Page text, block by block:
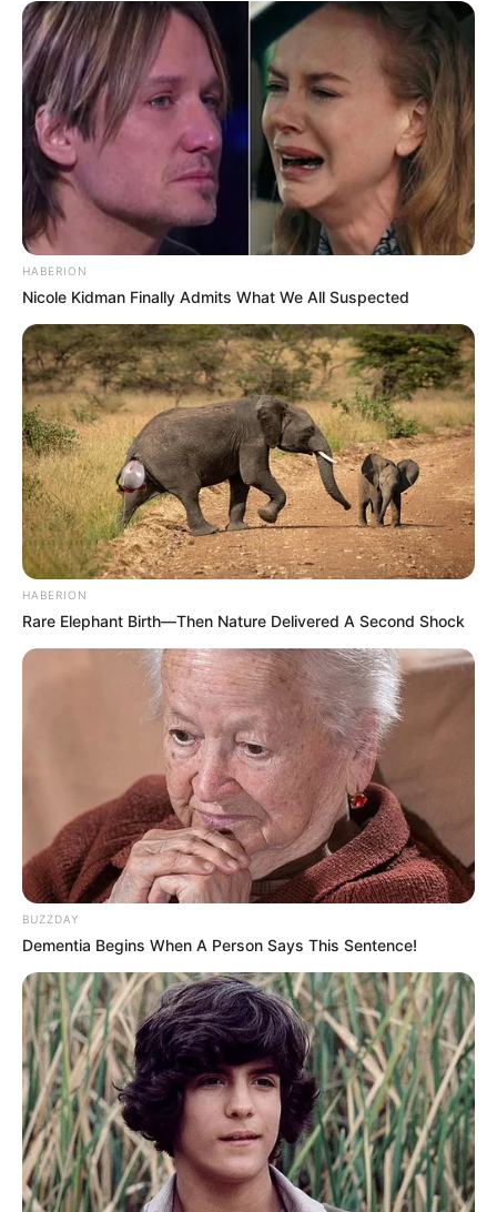
HABERION
Nicole Kidman Finally Admits What We All Suspected
HABERION
Rare Elephant Birth—Then Nature Delivered A Second Shock
BUZZDAY
Dementia Begins When A Person Says This Sentence!